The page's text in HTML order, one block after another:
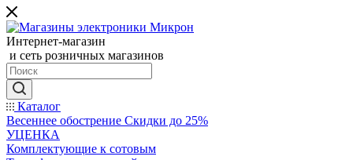
Интернет-магазин
и сеть розничных магазинов
Каталог
Весеннее обострение Скидки до 25%
УЦЕНКА
Комплектующие к сотовым